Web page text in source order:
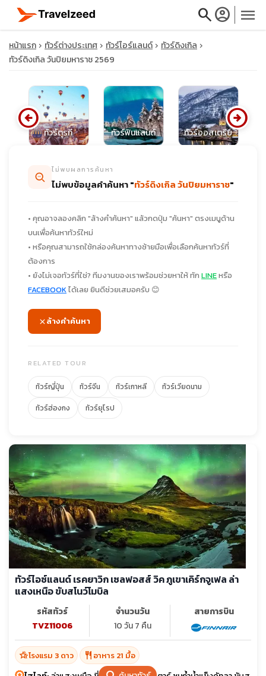
searchaccount_circle menu
close
travel_explore
calendar_month
หน้าแรก ทัวร์ต่างประเทศ ทัวร์ไอร์แลนด์
ทัวร์ดิงเกิล
ทัวร์ดิงเกิล วันปิยมหาราช 2569
ทัวร์ตุรกี ทัวร์ฟินแลนด์ ทัวร์ออสเตรีย
arrow_circle_left arrow_circle_right
ไม่พบผลการค้นหา
ไม่พบข้อมูลคำค้นหา "ทัวร์ดิงเกิล วันปิยมหาราช"
• คุณอาจลองคลิก "ล้างคำค้นหา" แล้วกดปุ่ม "ค้นหา" ตรงเมนูด้าน
บนเพื่อค้นหาทัวร์ใหม่
• หรือคุณสามารถใช้กล่องค้นหาทางซ้ายมือเพื่อเลือกค้นหาทัวร์ที่
ต้องการ
• ยังไม่เจอทัวร์ที่ใช่? ทีมงานของเราพร้อมช่วยหาให้ ทัก LINEหรือ
FACEBOOKได้เลย ยินดีช่วยเสมอครับ 😊
ล้างคำค้นหา
RELATED TOUR
ทัวร์ญี่ปุ่น ทัวร์จีน ทัวร์เกาหลี
ทัวร์เวียดนาม
ทัวร์ฮ่องกง
ทัวร์ยุโรป
ทัวร์ไอซ์แลนด์ เรคยาวิก เซลฟอสส์ วิค ภูเขาเคิร์กจูเฟล ล่า
แสงเหนือ ขับสโนว์โมบิล
รหัสทัวร์
TVZ11006
จำนวนวัน
10 วัน 7 คืน
สายการบิน
hotel_classโรงแรม 3 ดาว restaurant อาหาร 21 มื้อ